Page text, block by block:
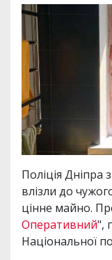
Поліція Дніпра
влізли до
цінне майно.
Оперативний",
Національної